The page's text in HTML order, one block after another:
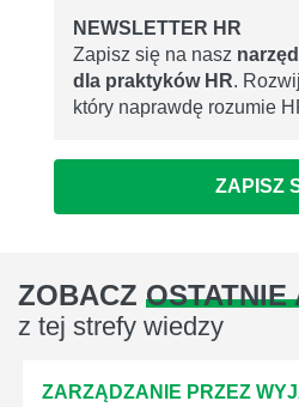
NEWSLETTER HR
Zapisz się na nasz
dla praktyków HR.
który naprawdę rozumie
ZAPISZ
ZOBACZ OSTATNIE
z tej strefy wiedzy
ZARZĄDZANIE PRZEZ